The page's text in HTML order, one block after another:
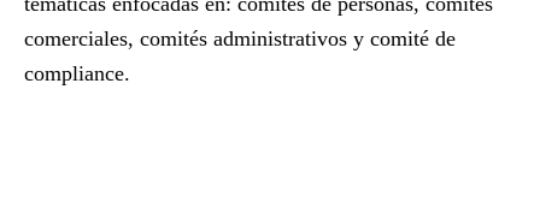
comerciales, comités administrativos y comité de
compliance.